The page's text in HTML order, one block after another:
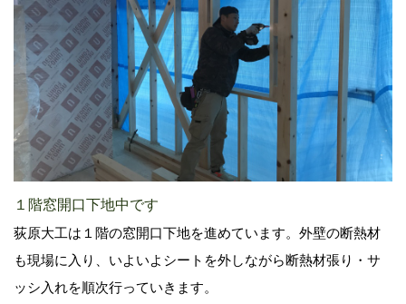
１階窓開口下地中です
荻原大工は１階の窓開口下地を進めています。外壁の断熱材
も現場に入り、いよいよシートを外しながら断熱材張り・サ
ッシ入れを順次行っていきます。